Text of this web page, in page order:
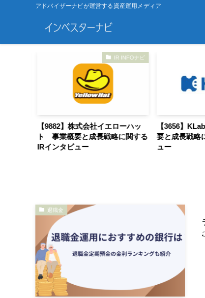
アドバイザーナビが運営する資産運用メディア
IR INFOナビ
【9882】株式会社イエローハッ
ト 事業概要と成長戦略に関する
IRインタビュー
【3656】
要と成長戦略
ュー
退職金